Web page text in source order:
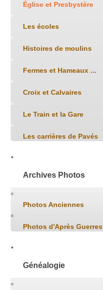
Église et Presbystère
Les écoles
Histoires de moulins
Fermes et Hameaux ...
Croix et Calvaires
Le Train et la Gare
Les carrières de Pavés
Archives Photos
Photos Anciennes
Photos d'Après Guerres
Généalogie